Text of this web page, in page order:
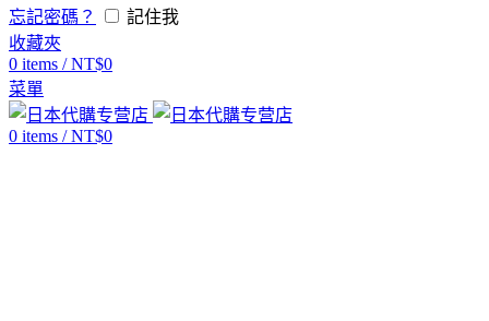
忘記密碼？
記住我
收藏夾
0 items / NT$0
菜單
0 items / NT$0